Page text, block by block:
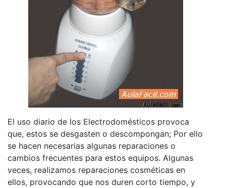
El uso diario de los Electrodomésticos provoca
que, estos se desgasten o descompongan; Por ello
se hacen necesarias algunas reparaciones o
cambios frecuentes para estos equipos. Algunas
veces, realizamos reparaciones cosméticas en
ellos, provocando que nos duren corto tiempo, y